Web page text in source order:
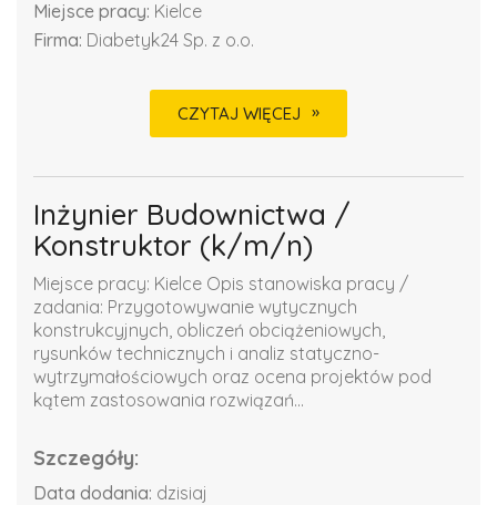
Miejsce pracy: Kielce
Firma: Diabetyk24 Sp. z o.o.
CZYTAJ WIĘCEJ
Inżynier Budownictwa /
Konstruktor (k/m/n)
Miejsce pracy: Kielce Opis stanowiska pracy /
zadania: Przygotowywanie wytycznych
konstrukcyjnych, obliczeń obciążeniowych,
rysunków technicznych i analiz statyczno-
wytrzymałościowych oraz ocena projektów pod
kątem zastosowania rozwiązań...
Szczegóły:
Data dodania: dzisiaj